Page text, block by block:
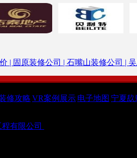
| 固原装修公司 | 石嘴山装修公司 |
修攻略 VR案例展示 电子地图 宁夏镹
有限公司